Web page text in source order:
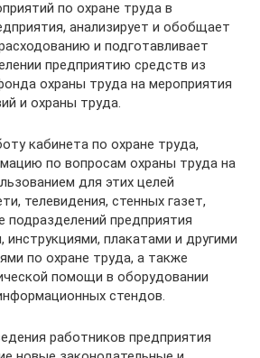
по охране труда в
анализирует и обобщает
и подготавливает
предприятию средств из
охраны труда на мероприятия
и охраны труда.
кабинета по охране труда,
по вопросам охраны труда на
для этих целей
телевидения, стенных газет,
подразделений предприятия
инструкциями, плакатами и другими
по охране труда, а также
помощи в оборудовании
стендов.
работников предприятия